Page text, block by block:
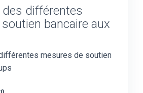
des différentes
bancaire aux
mesures de soutien